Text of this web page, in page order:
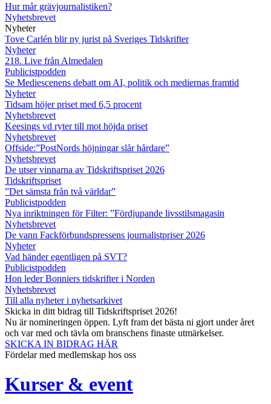
Hur mår grävjournalistiken?
Nyhetsbrevet
Nyheter
Tove Carlén blir ny jurist på Sveriges Tidskrifter
Nyheter
218. Live från Almedalen
Publicistpodden
Se Mediescenens debatt om AI, politik och mediernas framtid
Nyheter
Tidsam höjer priset med 6,5 procent
Nyhetsbrevet
Keesings vd ryter till mot höjda priset
Nyhetsbrevet
Offside:”PostNords höjningar slår hårdare”
Nyhetsbrevet
De utser vinnarna av Tidskriftspriset 2026
Tidskriftspriset
”Det sämsta från två världar”
Publicistpodden
Nya inriktningen för Filter: ”Fördjupande livsstilsmagasin
Nyhetsbrevet
De vann Fackförbundspressens journalistpriser 2026
Nyheter
Vad händer egentligen på SVT?
Publicistpodden
Hon leder Bonniers tidskrifter i Norden
Nyhetsbrevet
Till alla nyheter i nyhetsarkivet
Skicka in ditt bidrag till Tidskriftspriset 2026!
Nu är nomineringen öppen. Lyft fram det bästa ni gjort under året
och var med och tävla om branschens finaste utmärkelser.
SKICKA IN BIDRAG HÄR
Fördelar med medlemskap hos oss
Kurser & event